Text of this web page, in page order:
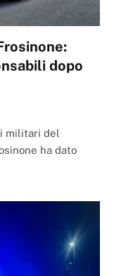
dopo
militari del
ha dato